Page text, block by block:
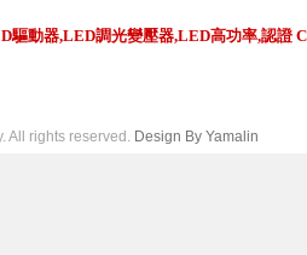
動器,LED調光變壓器,LED高功率,認證
All rights reserved. Design By Yamalin